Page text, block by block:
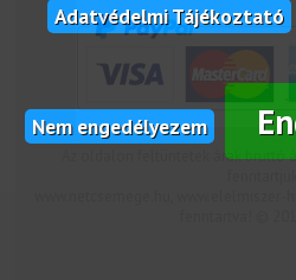
Adatvédelmi Tájékoztató
Nem engedélyezem
Az oldalon feltüntetek árak bruttó